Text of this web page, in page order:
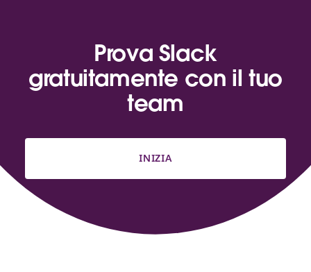
Prova Slack
gratuitamente con il tuo
team
INIZIA